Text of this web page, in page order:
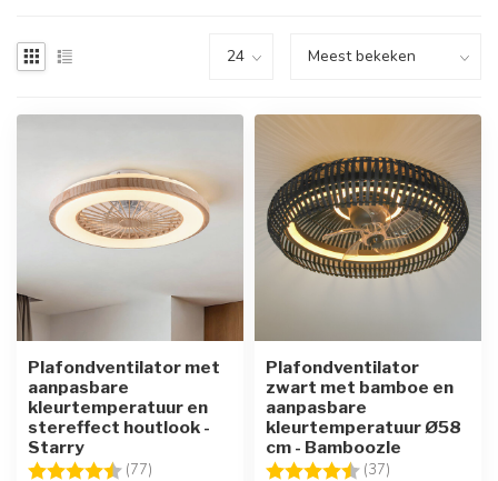
Plafondventilator met
aanpasbare
kleurtemperatuur en
stereffect houtlook -
Starry
Beoordeling: (77)
Plafondventilator
zwart met bamboe en
aanpasbare
kleurtemperatuur Ø58
cm - Bamboozle
Beoordeling: (37)